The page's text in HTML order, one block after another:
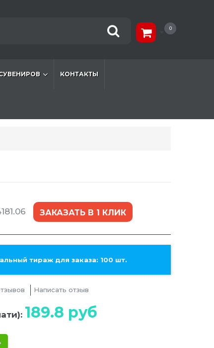
0
КОНТАКТЫ
ЗАКАЗАТЬ В 1 КЛИК
тираж для заказа: 100 шт.
Написать отзыв
189.8 руб